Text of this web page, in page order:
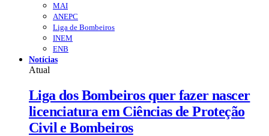
MAI
ANEPC
Liga de Bombeiros
INEM
ENB
Notícias
Atual
Liga dos Bombeiros quer fazer nascer
licenciatura em Ciências de Proteção
Civil e Bombeiros